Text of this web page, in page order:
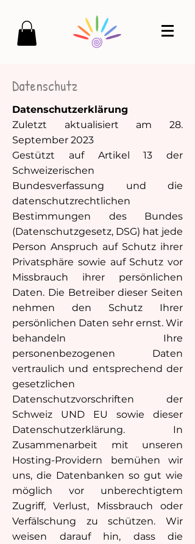
Datenschutz
Datenschutzerklärung
Zuletzt aktualisiert am 28.
September 2023
Gestützt auf Artikel 13 der
Schweizerischen
Bundesverfassung und die
datenschutzrechtlichen
Bestimmungen des Bundes
(Datenschutzgesetz, DSG) hat jede
Person Anspruch auf Schutz ihrer
Privatsphäre sowie auf Schutz vor
Missbrauch ihrer persönlichen
Daten. Die Betreiber dieser Seiten
nehmen den Schutz Ihrer
persönlichen Daten sehr ernst. Wir
behandeln Ihre
personenbezogenen Daten
vertraulich und entsprechend der
gesetzlichen
Datenschutzvorschriften der
Schweiz UND EU sowie dieser
Datenschutzerklärung. In
Zusammenarbeit mit unseren
Hosting-Providern bemühen wir
uns, die Datenbanken so gut wie
möglich vor unberechtigtem
Zugriff, Verlust, Missbrauch oder
Verfälschung zu schützen. Wir
weisen darauf hin, dass die